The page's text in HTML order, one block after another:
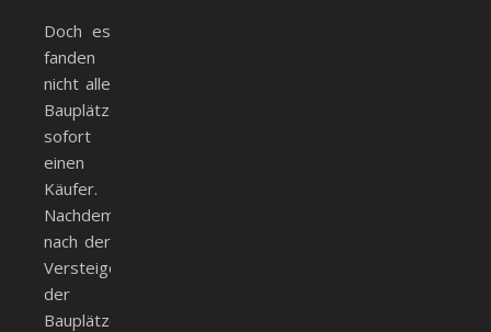
Doch es
fanden
nicht alle
Bauplätze
sofort
einen
Käufer.
Nachdem
nach der
Versteigerung
der
Bauplätze